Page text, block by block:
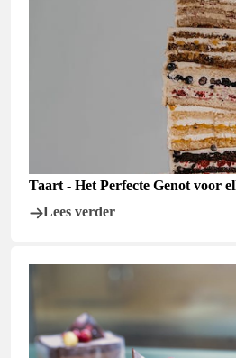
Taart - Het Perfecte Genot voor
Lees verder